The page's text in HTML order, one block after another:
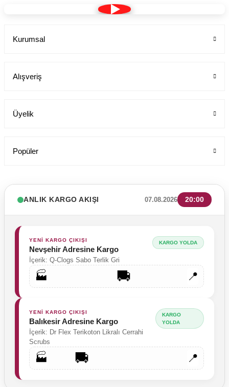
YENİ ÜRÜN
Lacivert Kalp Ritim Desenli Erkek Tek Üst Cerrahi Forma Yarasa Kol
Labor Medikal Tekstil
749,00 TL
Kurumsal
Alışveriş
Üyelik
Popüler
ANLIK KARGO AKIŞI 07.08.2026 20:00
YENİ KARGO ÇIKIŞI
Nevşehir Adresine Kargo
İçerik: Q-Clogs Sabo Terlik Gri
KARGO YOLDA
🏭 🚚 📍
YENİ KARGO ÇIKIŞI
Balıkesir Adresine Kargo
İçerik: Dr Flex Terikoton Likralı Cerrahi
Scrubs
KARGO
YOLDA
🏭 🚚 📍